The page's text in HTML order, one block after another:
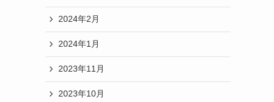
2024年2月
2024年1月
2023年11月
2023年10月